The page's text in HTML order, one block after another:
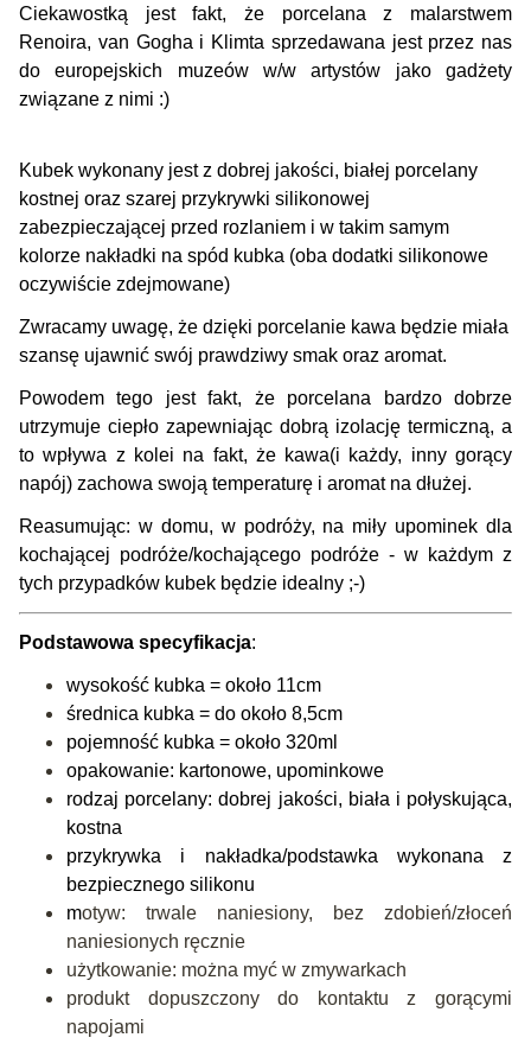
Ciekawostką jest fakt, że porcelana z malarstwem
Renoira, van Gogha i Klimta sprzedawana jest przez nas
do europejskich muzeów w/w artystów jako gadżety
związane z nimi :)
Kubek wykonany jest z dobrej jakości, białej porcelany
kostnej oraz szarej przykrywki silikonowej
zabezpieczającej przed rozlaniem i w takim samym
kolorze nakładki na spód kubka (oba dodatki silikonowe
oczywiście zdejmowane)
Zwracamy uwagę, że dzięki porcelanie kawa będzie miała
szansę ujawnić swój prawdziwy smak oraz aromat.
Powodem tego jest fakt, że porcelana bardzo dobrze
utrzymuje ciepło zapewniając dobrą izolację termiczną, a
to wpływa z kolei na fakt, że kawa(i każdy, inny gorący
napój) zachowa swoją temperaturę i aromat na dłużej.
Reasumując: w domu, w podróży, na miły upominek dla
kochającej podróże/kochającego podróże - w każdym z
tych przypadków kubek będzie idealny ;-)
Podstawowa specyfikacja:
wysokość kubka = około 11cm
średnica kubka = do około 8,5cm
pojemność kubka = około 320ml
opakowanie: kartonowe, upominkowe
rodzaj porcelany: dobrej jakości, biała i połyskująca,
kostna
przykrywka i nakładka/podstawka wykonana z
bezpiecznego silikonu
motyw: trwale naniesiony, bez zdobień/złoceń
naniesionych ręcznie
użytkowanie: można myć w zmywarkach
produkt dopuszczony do kontaktu z gorącymi
napojami